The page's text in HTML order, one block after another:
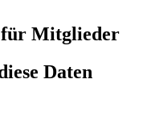
für Mitglieder
Daten